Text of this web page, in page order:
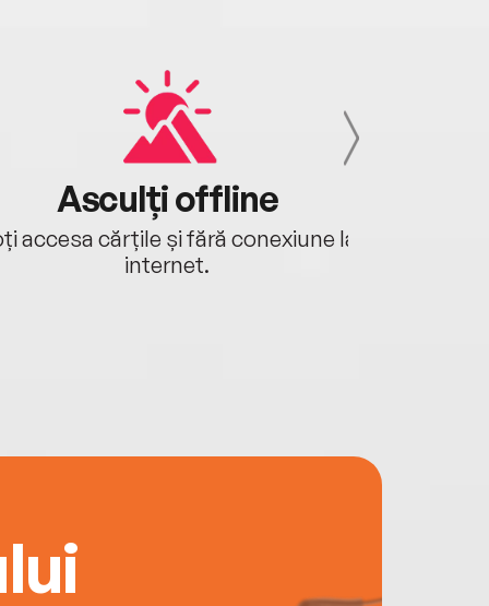
Asculți offline
accesa cărțile și fără conexiune la
internet.